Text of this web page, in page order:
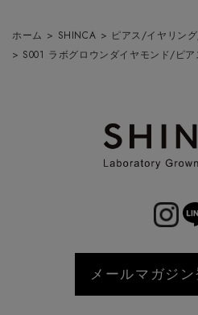
ホーム > SHINCA > ピアス/イヤリン
> S001 ラボグロウンダイヤモンド/ピ
メールマガジ